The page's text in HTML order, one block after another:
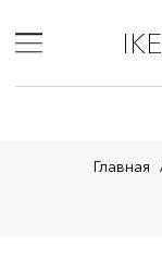
Главная